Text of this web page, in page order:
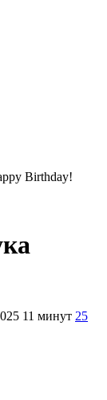
Birthday!
11 минут 25